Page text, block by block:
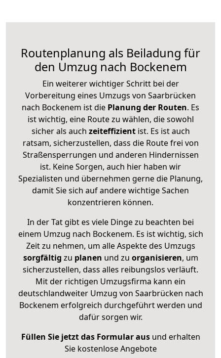
Routenplanung als Beiladung für
den Umzug nach Bockenem
Ein weiterer wichtiger Schritt bei der
Vorbereitung eines Umzugs von Saarbrücken
nach Bockenem ist die Planung der Routen. Es
ist wichtig, eine Route zu wählen, die sowohl
sicher als auch zeiteffizientist. Es ist auch
ratsam, sicherzustellen, dass die Route frei von
Straßensperrungen und anderen Hindernissen
ist. Keine Sorgen, auch hier haben wir
Spezialisten und übernehmen gerne die Planung,
damit Sie sich auf andere wichtige Sachen
konzentrieren können.
In der Tat gibt es viele Dinge zu beachten bei
einem Umzug nach Bockenem. Es ist wichtig, sich
Zeit zu nehmen, um alle Aspekte des Umzugs
sorgfältig zu planen und zu organisieren, um
sicherzustellen, dass alles reibungslos verläuft.
Mit der richtigen Umzugsfirma kann ein
deutschlandweiter Umzug von Saarbrücken nach
Bockenem erfolgreich durchgeführt werden und
dafür sorgen wir.
Füllen Sie jetzt das Formular ausund erhalten
Sie kostenlose Angebote